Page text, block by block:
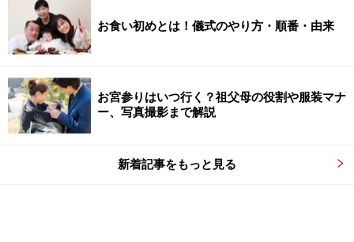
お食い初めとは！儀式のやり方・順番・由来
お宮参りはいつ行く？祖父母の役割や服装マナ
ー、写真撮影まで解説
新着記事をもっと見る